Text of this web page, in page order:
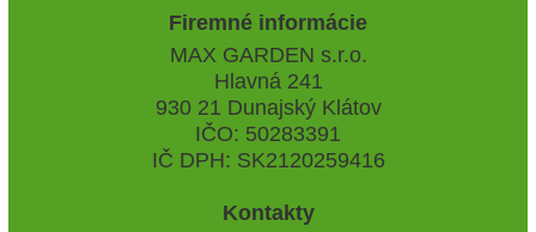
Firemné informácie
MAX GARDEN s.r.o.
Hlavná 241
930 21 Dunajský Klátov
IČO: 50283391
IČ DPH: SK2120259416
Kontakty